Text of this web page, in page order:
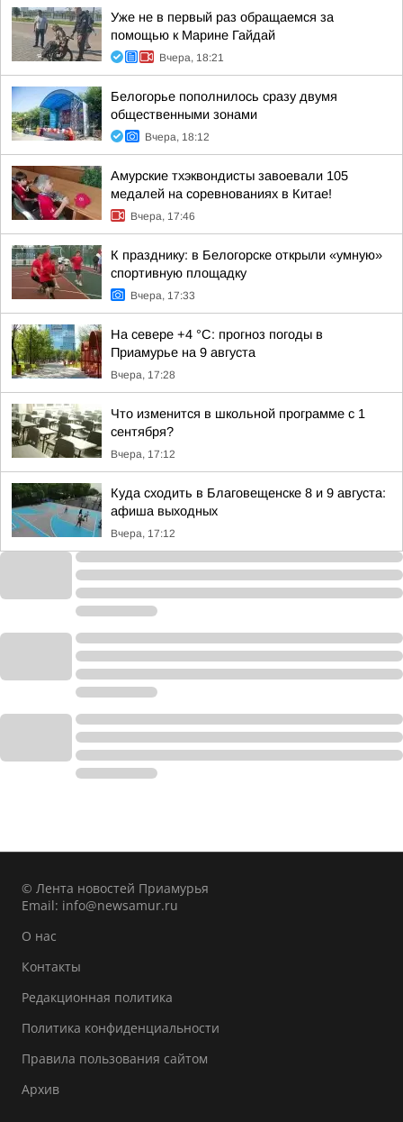
Уже не в первый раз обращаемся за
помощью к Марине Гайдай
Вчера, 18:21
Белогорье пополнилось сразу двумя
общественными зонами
Вчера, 18:12
Амурские тхэквондисты завоевали 105
медалей на соревнованиях в Китае!
Вчера, 17:46
К празднику: в Белогорске открыли «умную»
спортивную площадку
Вчера, 17:33
На севере +4 °С: прогноз погоды в
Приамурье на 9 августа
Вчера, 17:28
Что изменится в школьной программе с 1
сентября?
Вчера, 17:12
Куда сходить в Благовещенске 8 и 9 августа:
афиша выходных
Вчера, 17:12
© Лента новостей Приамурья
Email: info@newsamur.ru
О нас
Контакты
Редакционная политика
Политика конфиденциальности
Правила пользования сайтом
Архив